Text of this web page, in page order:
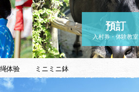
預訂
入村券・体験教室
体验 ミニミニ鉢